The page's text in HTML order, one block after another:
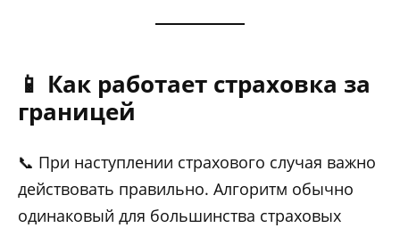
📱 Как работает страховка за
границей
📞 При наступлении страхового случая важно
действовать правильно. Алгоритм обычно
одинаковый для большинства страховых